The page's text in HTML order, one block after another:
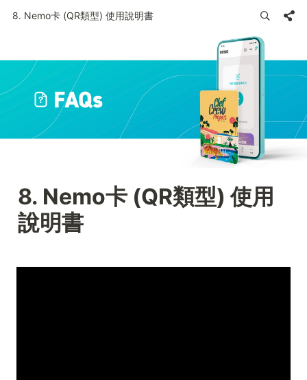
8. Nemo卡 (QR類型) 使用說明書
8. Nemo卡 (QR類型) 使用
說明書